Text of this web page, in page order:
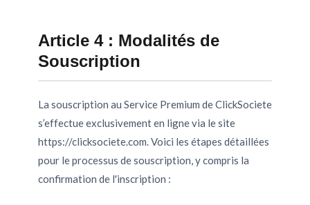
Article 4 : Modalités de
Souscription
La souscription au Service Premium de ClickSociete
s’effectue exclusivement en ligne via le site
https://clicksociete.com. Voici les étapes détaillées
pour le processus de souscription, y compris la
confirmation de l'inscription :